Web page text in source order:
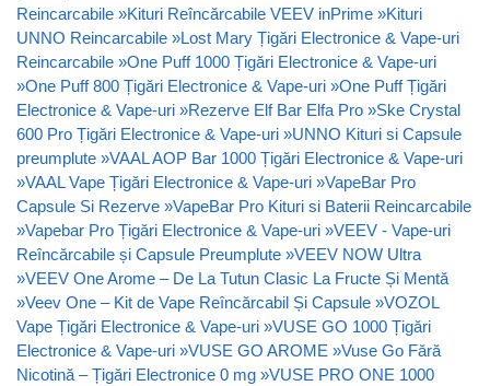
Reincarcabile »Kituri Reîncărcabile VEEV inPrime »Kituri
UNNO Reincarcabile »Lost Mary Țigări Electronice & Vape-uri
Reincarcabile »One Puff 1000 Țigări Electronice & Vape-uri
»One Puff 800 Țigări Electronice & Vape-uri »One Puff Țigări
Electronice & Vape-uri »Rezerve Elf Bar Elfa Pro »Ske Crystal
600 Pro Țigări Electronice & Vape-uri »UNNO Kituri si Capsule
preumplute »VAAL AOP Bar 1000 Țigări Electronice & Vape-uri
»VAAL Vape Țigări Electronice & Vape-uri »VapeBar Pro
Capsule Si Rezerve »VapeBar Pro Kituri si Baterii Reincarcabile
»Vapebar Pro Țigări Electronice & Vape-uri »VEEV - Vape-uri
Reîncărcabile și Capsule Preumplute »VEEV NOW Ultra
»VEEV One Arome – De La Tutun Clasic La Fructe Și Mentă
»Veev One – Kit de Vape Reîncărcabil Și Capsule »VOZOL
Vape Țigări Electronice & Vape-uri »VUSE GO 1000 Țigări
Electronice & Vape-uri »VUSE GO AROME »Vuse Go Fără
Nicotină – Țigări Electronice 0 mg »VUSE PRO ONE 1000